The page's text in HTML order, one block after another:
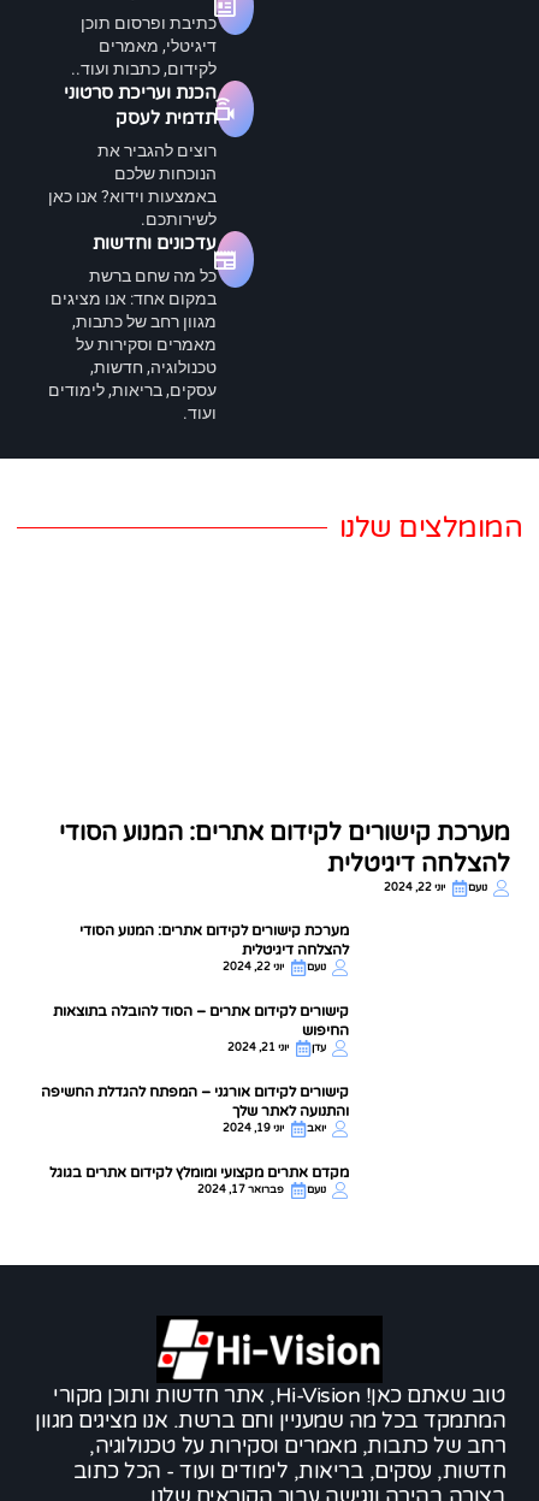
כתיבת ופרסום תוכן
דיגיטלי, מאמרים
לקידום, כתבות ועוד..
הכנת ועריכת סרטוני
תדמית לעסק
רוצים להגביר את
הנוכחות שלכם
באמצעות וידוא? אנו כאן
לשירותכם.
עדכונים וחדשות
כל מה שחם ברשת
במקום אחד: אנו מציגים
מגוון רחב של כתבות,
מאמרים וסקירות על
טכנולוגיה, חדשות,
עסקים, בריאות, לימודים
ועוד.
המומלצים שלנו
מערכת קישורים לקידום אתרים: המנוע הסודי
להצלחה דיגיטלית
נועם יוני 22, 2024
מערכת קישורים לקידום אתרים: המנוע הסודי
להצלחה דיגיטלית
נועם יוני 22, 2024
קישורים לקידום אתרים – הסוד להובלה בתוצאות
החיפוש
עדן יוני 21, 2024
קישורים לקידום אורגני – המפתח להגדלת החשיפה
והתנועה לאתר שלך
יואב יוני 19, 2024
מקדם אתרים מקצועי ומומלץ לקידום אתרים בגוגל
נועם פברואר 17, 2024
טוב שאתם כאן! Hi-Vision, אתר חדשות ותוכן מקורי
המתמקד בכל מה שמעניין וחם ברשת. אנו מציגים מגוון
רחב של כתבות, מאמרים וסקירות על טכנולוגיה,
חדשות, עסקים, בריאות, לימודים ועוד - הכל כתוב